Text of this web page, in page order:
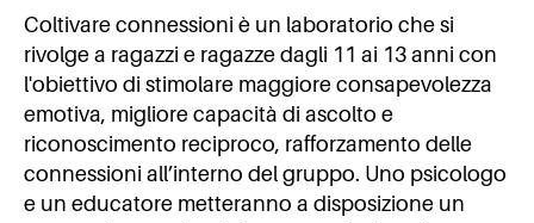
Coltivare connessioni è un laboratorio che si
rivolge a ragazzi e ragazze dagli 11 ai 13 anni con
l'obiettivo di stimolare maggiore consapevolezza
emotiva, migliore capacità di ascolto e
riconoscimento reciproco, rafforzamento delle
connessioni all’interno del gruppo. Uno psicologo
e un educatore metteranno a disposizione un